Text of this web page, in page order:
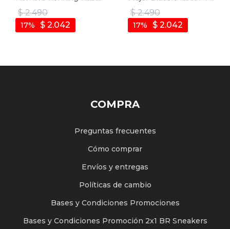
4 - Negro-gris Oscuro
$ 2.490
$ 2.042
17
Gris-fucsia
$ 2.490
$ 2.042
17
COMPRA
Preguntas frecuentes
Cómo comprar
Envíos y entregas
Políticas de cambio
Bases y Condiciones Promociones
Bases y Condiciones Promoción 2x1 BR Sneakers